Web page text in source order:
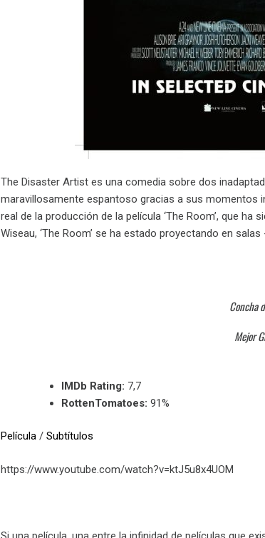
The Disaster Artist es una comedia sobre dos
maravillosamente espantoso gracias a sus momentos
real de la producción de la película ‘The Room’, que
Wiseau, ‘The Room’ se ha estado proyectando en
Concha
Mejor
IMDb Rating: 7,7
RottenTomatoes: 91%
Película / Subtítulos
https://www.youtube.com/watch?v=ktJ5u8x4UOM